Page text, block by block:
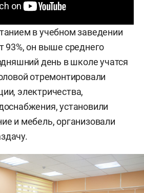
в учебном заведении
93%, он выше среднего
день в школе учатся
отремонтировали
электричества,
установили
и мебель, организовали